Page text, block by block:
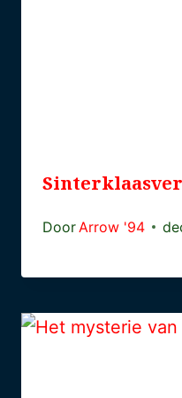
Door Arrow '94